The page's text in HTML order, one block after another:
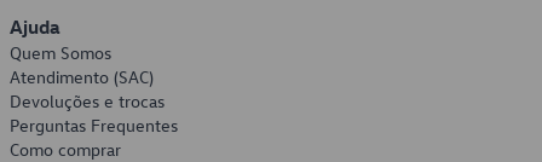
Ajuda
Quem Somos
Atendimento (SAC)
Devoluções e trocas
Perguntas Frequentes
Como comprar